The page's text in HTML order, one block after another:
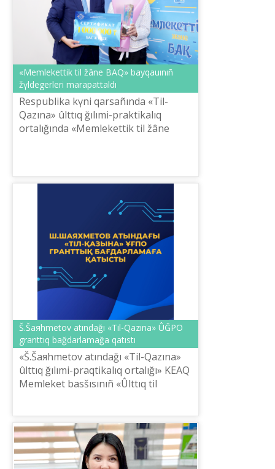
«Memlekettіk tіl žâne BAQ» bayqauınıñ
žүldegerlerі marapattaldı
Respublika kүnі qarsañında «Tіl-
Qazına» ûlttıq ğılımi-praktikalıq
ortalığında «Memlekettіk tіl žâne
Š.Šaяhmetov atındağı «Tіl-Qazına» ÛĞPO
granttıq bağdarlamağa qatıstı
«Š.Šaяhmetov atındağı «Tіl-Qazına»
ûlttıq ğılımi-praqtikalıq ortalığı» KEAQ
Memleket basšısınıñ «Ûlttıq tіl